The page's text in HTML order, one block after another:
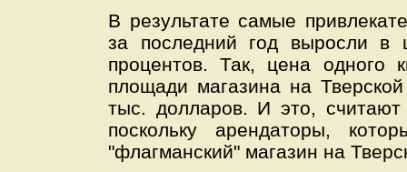
В результате самые
за последний год выросли в
процентов. Так, цена одного
площади магазина на
тыс. долларов. И это,
поскольку арендаторы,
"флагманский" магазин на